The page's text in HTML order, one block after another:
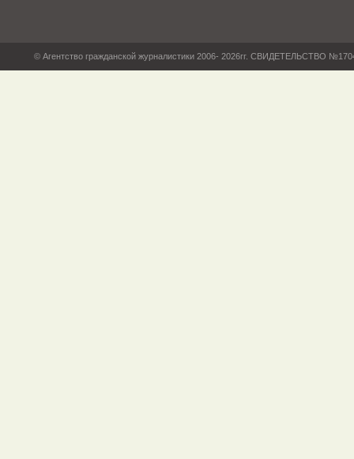
© Агентство гражданской журналистики 2006- 2026гг. СВИДЕТЕЛЬСТВО